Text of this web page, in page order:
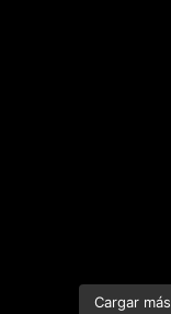
Cargar más